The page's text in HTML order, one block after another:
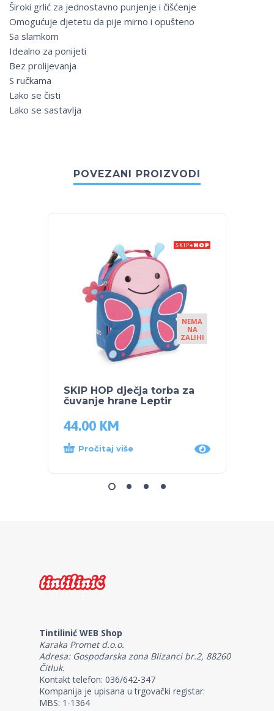
Široki grlić za jednostavno punjenje i čišćenje
Omogućuje djetetu da pije mirno i opušteno
Sa slamkom
Idealno za ponijeti
Bez prolijevanja
S ručkama
Lako se čisti
Lako se sastavlja
POVEZANI PROIZVODI
NEMA
NA
ZALIHI
SKIP HOP dječja torba za
čuvanje hrane Leptir
44.00 KM
Pročitaj više
Tintilinić WEB Shop
Karaka Promet d.o.o.
Adresa: Gospodarska zona Blizanci br.2, 88260
Čitluk.
Kontakt telefon: 036/642-347
Kompanija je upisana u trgovački registar:
MBS: 1-1364